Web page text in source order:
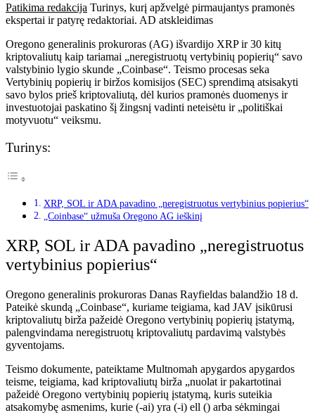
Patikima redakcija Turinys, kurį apžvelgė pirmaujantys pramonės
ekspertai ir patyrę redaktoriai. AD atskleidimas
Oregono generalinis prokuroras (AG) išvardijo XRP ir 30 kitų
kriptovaliutų kaip tariamai „neregistruotų vertybinių popierių“ savo
valstybinio lygio skunde „Coinbase“. Teismo procesas seka
Vertybinių popierių ir biržos komisijos (SEC) sprendimą atsisakyti
savo bylos prieš kriptovaliutą, dėl kurios pramonės duomenys ir
investuotojai paskatino šį žingsnį vadinti neteisėtu ir „politiškai
motyvuotu“ veiksmu.
Turinys:
XRP, SOL ir ADA pavadino „neregistruotus vertybinius popierius“
„Coinbase“ užmuša Oregono AG ieškinį
XRP, SOL ir ADA pavadino „neregistruotus
vertybinius popierius“
Oregono generalinis prokuroras Danas Rayfieldas balandžio 18 d.
Pateikė skundą „Coinbase“, kuriame teigiama, kad JAV įsikūrusi
kriptovaliutų birža pažeidė Oregono vertybinių popierių įstatymą,
palengvindama neregistruotų kriptovaliutų pardavimą valstybės
gyventojams.
Teismo dokumente, pateiktame Multnomah apygardos apygardos
teisme, teigiama, kad kriptovaliutų birža „nuolat ir pakartotinai
pažeidė Oregono vertybinių popierių įstatymą, kuris suteikia
atsakomybę asmenims, kurie (-ai) yra (-i) ell () arba sėkmingai